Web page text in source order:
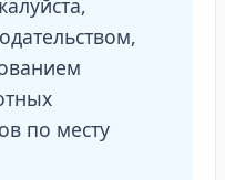
по месту